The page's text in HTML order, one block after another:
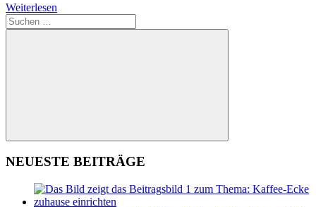
Weiterlesen
Suchen
nach:
Suchen
NEUESTE BEITRÄGE